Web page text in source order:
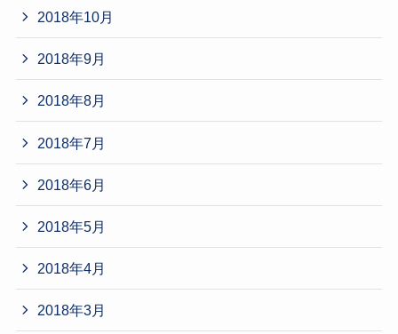
2018年10月
2018年9月
2018年8月
2018年7月
2018年6月
2018年5月
2018年4月
2018年3月